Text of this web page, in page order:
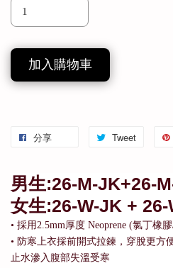
加入購物車
分享 Tweet
男生:26-M-JK+26-
女生:26-W-JK + 26-
• 採用2.5mm厚度 Neoprene (氯丁橡
• 防寒上衣採前開式拉鍊，穿脫更方
止水滲入腹部失溫受寒